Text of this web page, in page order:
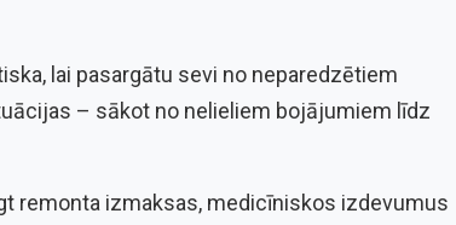
lai pasargātu sevi no neparedzētiem
– sākot no nelieliem bojājumiem līdz
remonta izmaksas, medicīniskos izdevumus